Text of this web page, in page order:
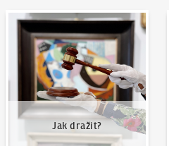
Jak dražit?
Jak dražit?